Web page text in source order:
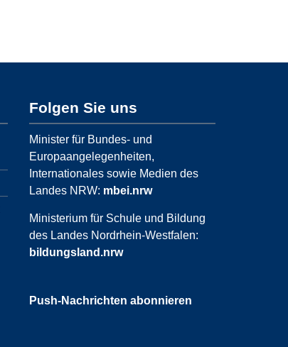
Folgen Sie uns
Minister für Bundes- und
Europaangelegenheiten,
Internationales sowie Medien des
Landes NRW: mbei.nrw
Ministerium für Schule und Bildung
des Landes Nordrhein-Westfalen:
bildungsland.nrw
Push-Nachrichten abonnieren